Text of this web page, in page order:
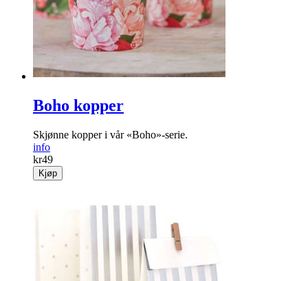
Boho kopper
Skjønne kopper i vår «Boho»-serie.
info
kr49
Kjøp